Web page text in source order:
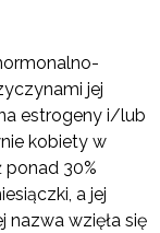
jej
estrogeny i/lub
kobiety w
30%
a jej
nazwa wzięła się